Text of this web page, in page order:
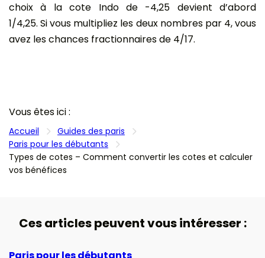
choix à la cote Indo de -4,25 devient d’abord
1/4,25. Si vous multipliez les deux nombres par 4, vous
avez les chances fractionnaires de 4/17.
Vous êtes ici :
Accueil
Guides des paris
Paris pour les débutants
Types de cotes – Comment convertir les cotes et calculer
vos bénéfices
Ces articles peuvent vous intéresser :